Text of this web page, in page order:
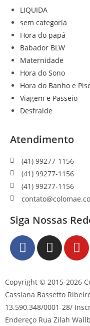
LIQUIDA
sem categoria
Hora do papá
Babador BLW
Maternidade
Hora do Sono
Hora do Banho e
Viagem e Passeio
Desfralde
Atendimento
(41) 99277-1156
(41) 99277-1156
(41) 99277-1156
Siga Nossas
Copyright © 2015-2026
Cassiana Bassetto
13.590.348/0001-28/
Endereço Rua Zilah